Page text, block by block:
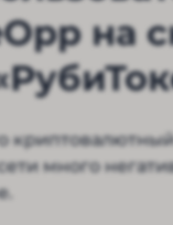
на
много